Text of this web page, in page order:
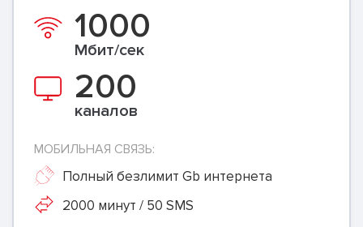
1000
Мбит/сек
200
каналов
МОБИЛЬНАЯ СВЯЗЬ:
Полный безлимит Gb интернета
2000 минут / 50 SMS